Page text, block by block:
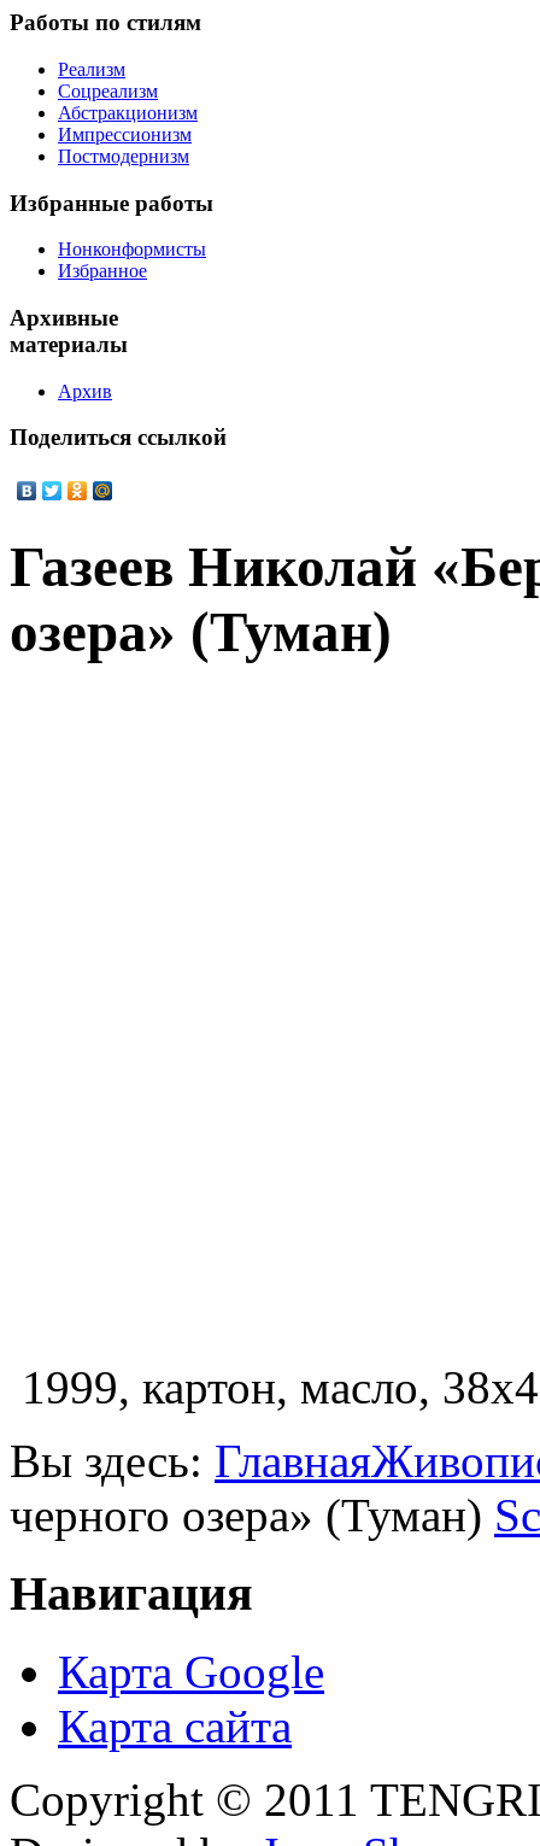
Работы по стилям
Реализм
Соцреализм
Абстракционизм
Импрессионизм
Постмодернизм
Избранные работы
Нонконформисты
Избранное
Архивные
материалы
Архив
Поделиться ссылкой
Газеев Николай
озера» (Туман)
1999, картон, масло,
Вы здесь: Главная
черного озера» (Туман)
Навигация
Карта Google
Карта сайта
Copyright © 2011